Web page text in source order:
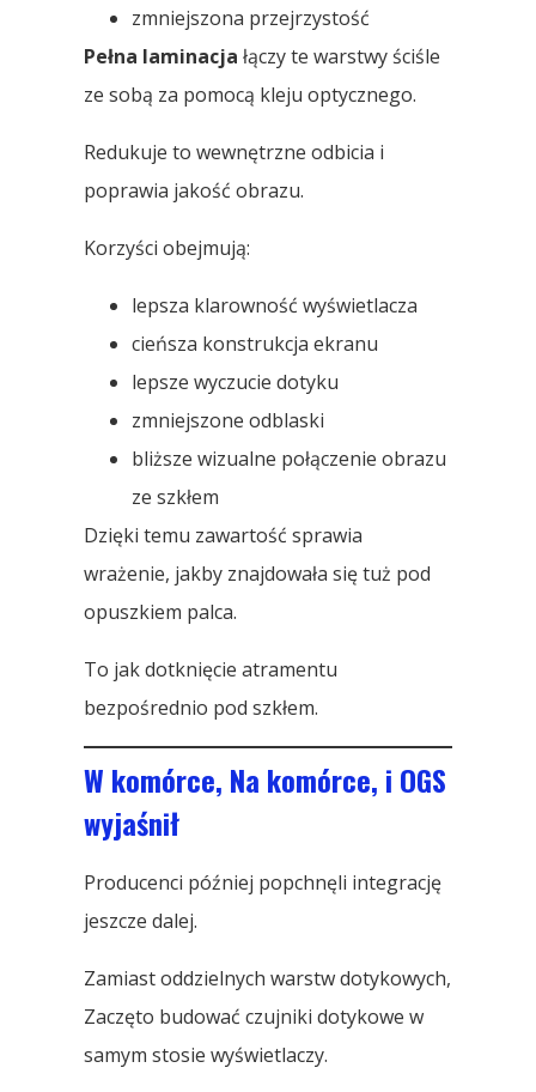
zmniejszona przejrzystość
Pełna laminacja łączy te warstwy ściśle
ze sobą za pomocą kleju optycznego.
Redukuje to wewnętrzne odbicia i
poprawia jakość obrazu.
Korzyści obejmują:
lepsza klarowność wyświetlacza
cieńsza konstrukcja ekranu
lepsze wyczucie dotyku
zmniejszone odblaski
bliższe wizualne połączenie obrazu
ze szkłem
Dzięki temu zawartość sprawia
wrażenie, jakby znajdowała się tuż pod
opuszkiem palca.
To jak dotknięcie atramentu
bezpośrednio pod szkłem.
W komórce, Na komórce, i OGS
wyjaśnił
Producenci później popchnęli integrację
jeszcze dalej.
Zamiast oddzielnych warstw dotykowych,
Zaczęto budować czujniki dotykowe w
samym stosie wyświetlaczy.